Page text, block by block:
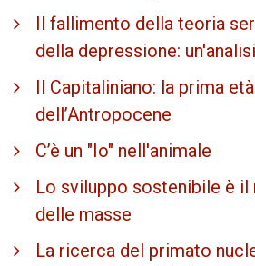
Il fallimento della teoria
della depressione:
Il Capitaliniano: la prima
dell’Antropocene
C’è un "Io" nell'animale
Lo sviluppo sostenibile è il
delle masse
La ricerca del primato